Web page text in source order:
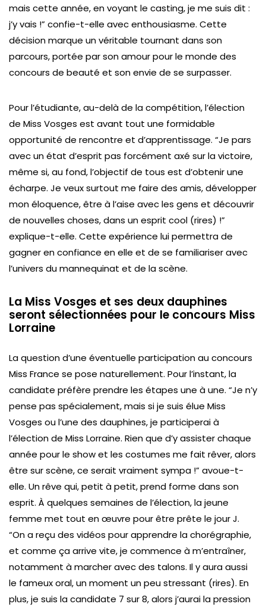
mais cette année, en voyant le casting, je me suis dit :
j’y vais !” confie-t-elle avec enthousiasme. Cette
décision marque un véritable tournant dans son
parcours, portée par son amour pour le monde des
concours de beauté et son envie de se surpasser.
Pour l’étudiante, au-delà de la compétition, l’élection
de Miss Vosges est avant tout une formidable
opportunité de rencontre et d’apprentissage. “Je pars
avec un état d’esprit pas forcément axé sur la victoire,
même si, au fond, l’objectif de tous est d’obtenir une
écharpe. Je veux surtout me faire des amis, développer
mon éloquence, être à l’aise avec les gens et découvrir
de nouvelles choses, dans un esprit cool (rires) !”
explique-t-elle. Cette expérience lui permettra de
gagner en confiance en elle et de se familiariser avec
l’univers du mannequinat et de la scène.
La Miss Vosges et ses deux dauphines
seront sélectionnées pour le concours Miss
Lorraine
La question d’une éventuelle participation au concours
Miss France se pose naturellement. Pour l’instant, la
candidate préfère prendre les étapes une à une. “Je n’y
pense pas spécialement, mais si je suis élue Miss
Vosges ou l’une des dauphines, je participerai à
l’élection de Miss Lorraine. Rien que d’y assister chaque
année pour le show et les costumes me fait rêver, alors
être sur scène, ce serait vraiment sympa !” avoue-t-
elle. Un rêve qui, petit à petit, prend forme dans son
esprit. À quelques semaines de l’élection, la jeune
femme met tout en œuvre pour être prête le jour J.
“On a reçu des vidéos pour apprendre la chorégraphie,
et comme ça arrive vite, je commence à m’entraîner,
notamment à marcher avec des talons. Il y aura aussi
le fameux oral, un moment un peu stressant (rires). En
plus, je suis la candidate 7 sur 8, alors j’aurai la pression